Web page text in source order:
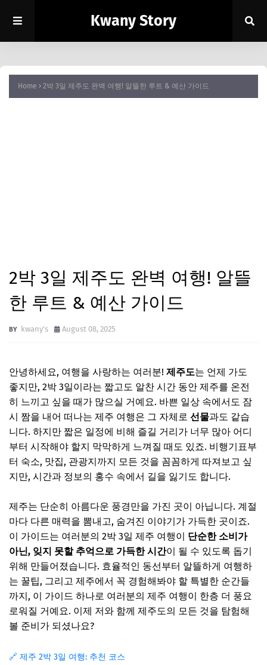
Kwany Story
Home 2박 3일 제주도 완벽 여행! 알뜰한 루트 & 예산 가이드
2박 3일 제주도 완벽 여행! 알뜰
한 루트 & 예산 가이드
kwany's August 08, 2025
안녕하세요, 여행을 사랑하는 여러분! 제주도는 언제 가도
좋지만, 2박 3일이라는 짧고도 알찬 시간 동안 제주를 온전
히 느끼고 싶을 때가 많으실 거예요. 바쁜 일상 속에서도 잠
시 짬을 내어 떠나는 제주 여행은 그 자체로 선물과도 같습
니다. 하지만 짧은 일정에 비해 즐길 거리가 너무 많아 어디
부터 시작해야 할지 막막하게 느껴질 때도 있죠. 비행기표부
터 숙소, 맛집, 관광지까지 모든 것을 꼼꼼하게 따져보고 싶
지만, 시간과 정보의 홍수 속에서 길을 잃기도 합니다.
제주는 단순히 아름다운 풍경만을 가진 곳이 아닙니다. 계절
마다 다른 매력을 뽐내고, 숨겨진 이야기가 가득한 곳이죠.
이 가이드는 여러분의 2박 3일 제주 여행이 단순한 소비가
아닌, 잊지 못할 추억으로 가득한 시간이 될 수 있도록 돕기
위해 만들어졌습니다. 효율적인 동선부터 알뜰하게 여행하
는 꿀팁, 그리고 제주에서 꼭 경험해봐야 할 특별한 순간들
까지, 이 가이드 하나로 여러분의 제주 여행이 한층 더 풍요
로워질 거예요. 이제 저와 함께 제주도의 모든 것을 탐험해
볼 준비가 되셨나요?
🔗 제주 2박 3일 여행: 추천 코스